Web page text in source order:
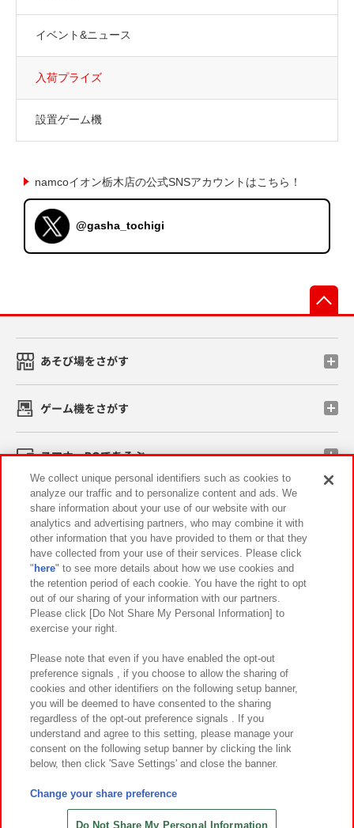
イベント&ニュース
入荷プライズ
設置ゲーム機
namcoイオン栃木店の公式SNSアカウントはこちら！
@gasha_tochigi
あそび場をさがす
ゲーム機をさがす
スマホ・PCであそぶ
イベント・キャンペーン
関連会社 サステナビリティ サイトポリシー
プライバシーポリシー ウェブアクセシビリティ方針と検証結果
お取引先さまとともに
カスタマーハラスメント対応方針 よくあるご質問・お問い合わせ
©Bandai Namco Amusement Inc.
©Bandai Namco Amusement Lab Inc.
©HANAYASHIKI Co., Ltd. All Rights Reserved.
We collect unique personal identifiers such as cookies to
analyze our traffic and to personalize content and ads. We
share information about your use of our website with our
analytics and advertising partners, who may combine it with
other information that you have provided to them or that they
have collected from your use of their services. Please click
" here" to see more details about how we use cookies and
the retention period of each cookie. You have the right to opt
out of our sharing of your information with our partners.
Please click [Do Not Share My Personal Information] to
exercise your right.
Please note that even if you have enabled the opt-out
preference signals , if you choose to allow the sharing of
cookies and other identifiers on the following setup banner,
you will be deemed to have consented to the sharing
regardless of the opt-out preference signals . If you
understand and agree to this setting, please manage your
consent on the following setup banner by clicking the link
below, then click 'Save Settings' and close the banner.
Change your share preference
Do Not Share My Personal Information